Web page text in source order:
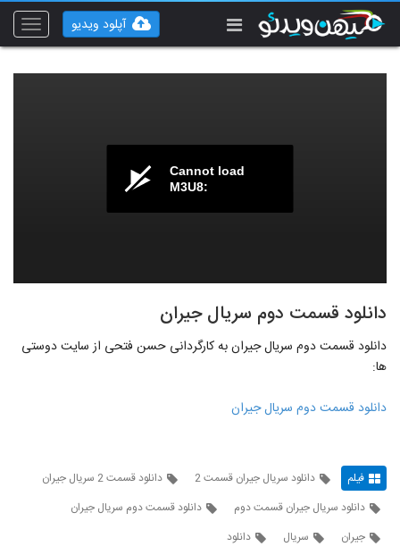
Toggle
آپلود ویدیو
Cannot load
M3U8:
دانلود قسمت دوم سریال جیران
دانلود قسمت دوم سریال جیران به کارگردانی حسن فتحی از سایت دوستی
ها:
دانلود قسمت دوم سریال جیران
فیلم دانلود سریال جیران قسمت 2
دانلود قسمت 2 سریال جیران
دانلود سریال جیران قسمت دوم
دانلود قسمت دوم سریال جیران
جیران
سریال دانلود